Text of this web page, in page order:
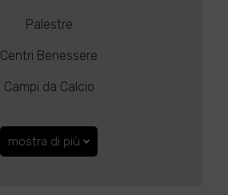
Palestre
Centri Benessere
Campi da Calcio
mostra di più